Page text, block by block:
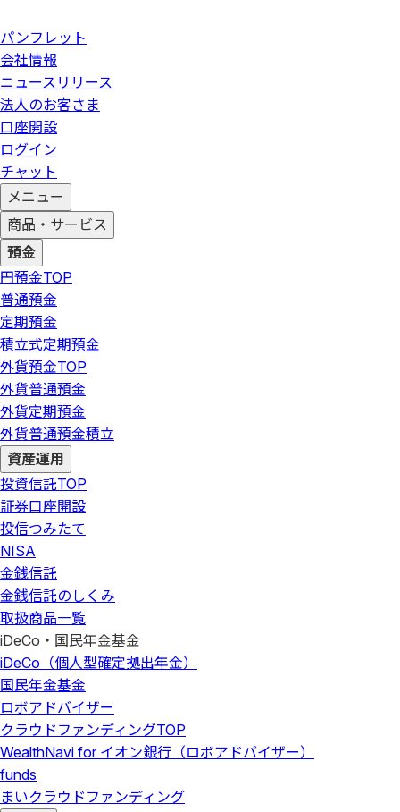
パンフレット
会社情報
ニュースリリース
法人のお客さま
口座開設
ログイン
チャット
メニュー
商品・サービス
預金
円預金TOP
普通預金
定期預金
積立式定期預金
外貨預金TOP
外貨普通預金
外貨定期預金
外貨普通預金積立
資産運用
投資信託TOP
証券口座開設
投信つみたて
NISA
金銭信託
金銭信託のしくみ
取扱商品一覧
iDeCo・国民年金基金
iDeCo（個人型確定拠出年金）
国民年金基金
ロボアドバイザー
クラウドファンディングTOP
WealthNavi for イオン銀行（ロボアドバイザー）
funds
まいクラウドファンディング